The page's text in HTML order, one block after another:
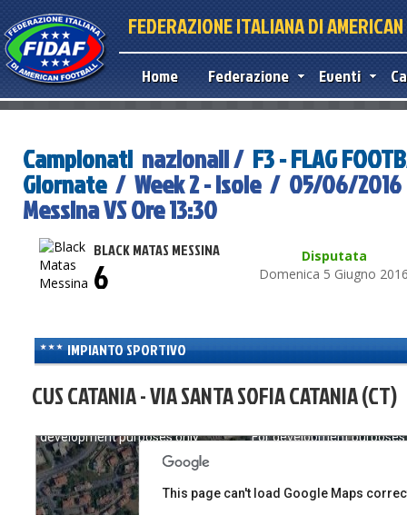
FEDERAZIONE ITALIANA DI
Home Federazione Eventi
Campionati nazionali / F3 - FLAG
Giornate/ Week 2 - Isole / 05/06/2016
Messina VS Ore 13:30
BLACK MATAS MESSINA
Disputata
Domenica 5 Giugno
6
IMPIANTO SPORTIVO
CUS CATANIA - VIA SANTA SOFIA CATANIA (CT)
For development purposes only For development
This page can't load Google Maps